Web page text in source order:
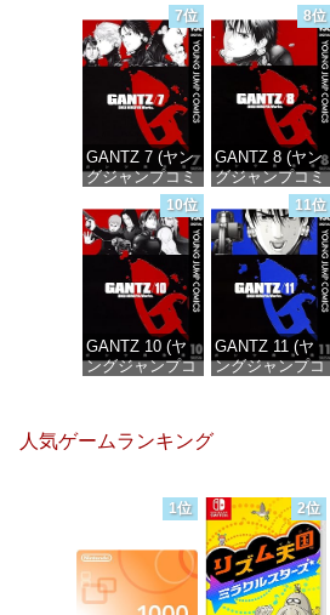
ックスDIGITAL)
価格：¥100
ックスDIGITAL)
価格：¥100
7位
GANTZ 7 (ヤン
グジャンプコミ
ックスDIGITAL)
価格：¥100
8位
GANTZ 8 (ヤン
グジャンプコミ
ックスDIGITAL)
価格：¥100
10位
GANTZ 10 (ヤ
ングジャンプコ
価格：¥100
11位
GANTZ 11 (ヤ
ングジャンプコ
人気ゲームランキング
1位 2位